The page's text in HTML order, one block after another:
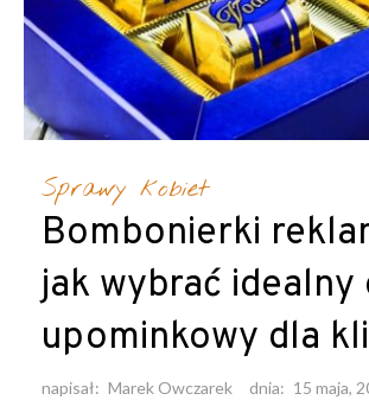
Sprawy kobiet
Bombonierki
jak wybrać idealny
upominkowy dla
napisał: Marek Owczarek dnia: 15 maja,